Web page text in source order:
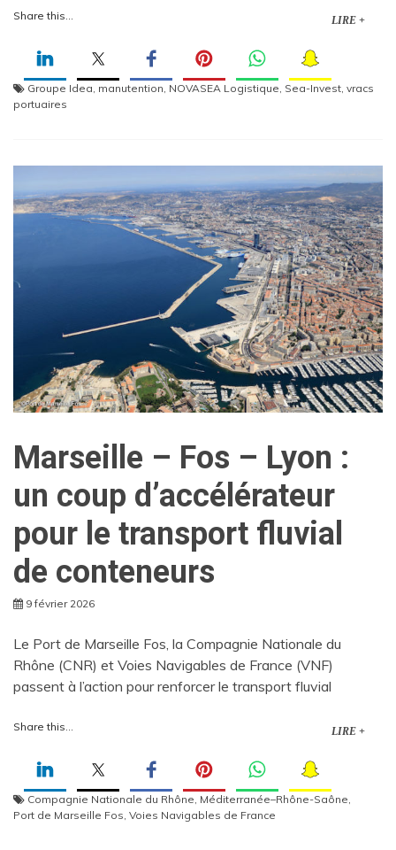
Share this... LIRE +
Groupe Idea, manutention, NOVASEA Logistique, Sea-Invest, vracs
portuaires
Marseille – Fos – Lyon :
un coup d’accélérateur
pour le transport fluvial
de conteneurs
9 février 2026
Le Port de Marseille Fos, la Compagnie Nationale du
Rhône (CNR) et Voies Navigables de France (VNF)
passent à l’action pour renforcer le transport fluvial
Share this... LIRE +
Compagnie Nationale du Rhône, Méditerranée–Rhône-Saône,
Port de Marseille Fos, Voies Navigables de France